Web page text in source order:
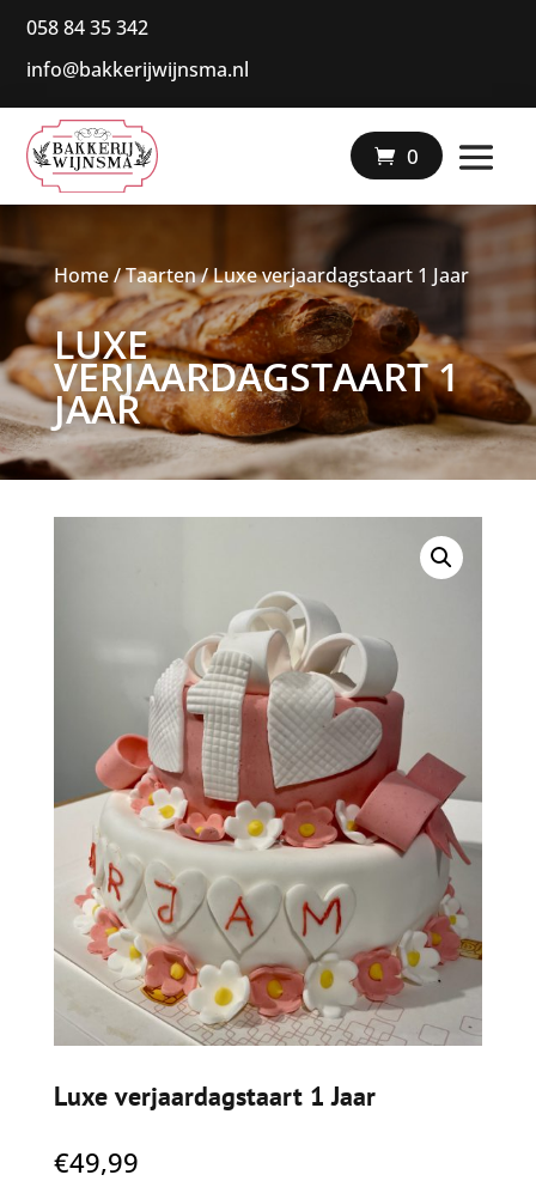
058 84 35 342
|
info@bakkerijwijnsma.nl
0
Home/Taarten/ Luxe verjaardagstaart 1 Jaar
LUXE
VERJAARDAGSTAART 1
JAAR
Luxe verjaardagstaart 1 Jaar
€49,99